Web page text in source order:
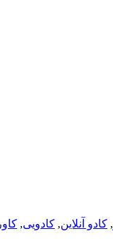
, کادو آنلاین, کادویی, کاور